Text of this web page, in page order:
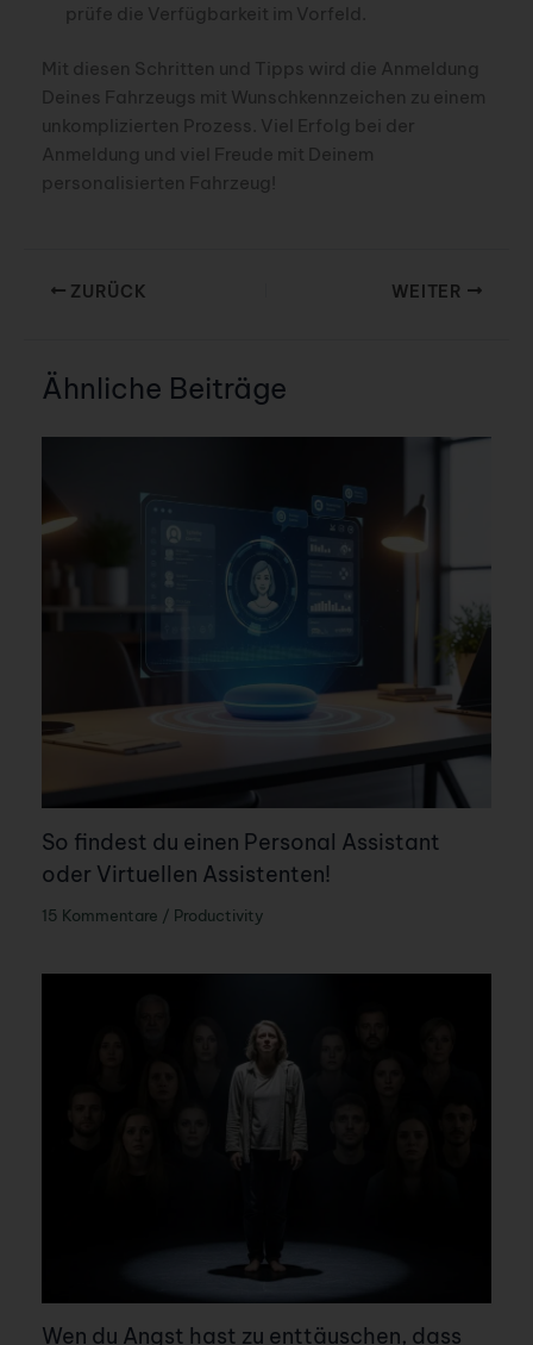
prüfe die Verfügbarkeit im Vorfeld.
Mit diesen Schritten und Tipps wird die Anmeldung
Deines Fahrzeugs mit Wunschkennzeichen zu einem
unkomplizierten Prozess. Viel Erfolg bei der
Anmeldung und viel Freude mit Deinem
personalisierten Fahrzeug!
ZURÜCK WEITER
Ähnliche Beiträge
So findest du einen Personal Assistant
oder Virtuellen Assistenten!
15 Kommentare / Productivity
Wen du Angst hast zu enttäuschen, dass